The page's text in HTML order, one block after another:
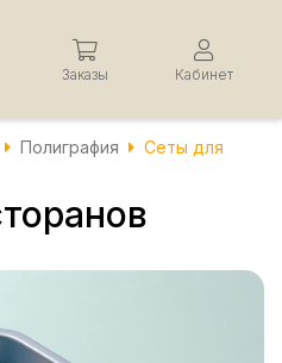
Заказы Кабинет
Полиграфия
Сеты для